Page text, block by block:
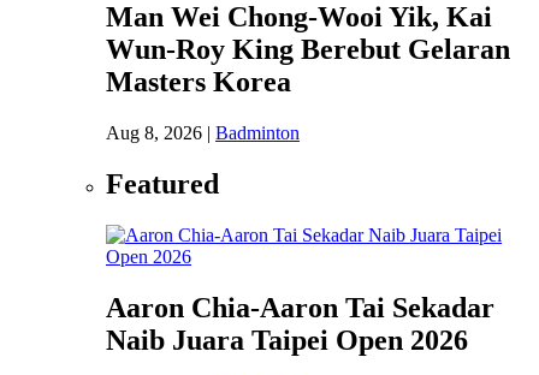
Man Wei Chong-Wooi Yik, Kai
Wun-Roy King Berebut Gelaran
Masters Korea
Aug 8, 2026 | Badminton
Featured
Aaron Chia-Aaron Tai Sekadar
Naib Juara Taipei Open 2026